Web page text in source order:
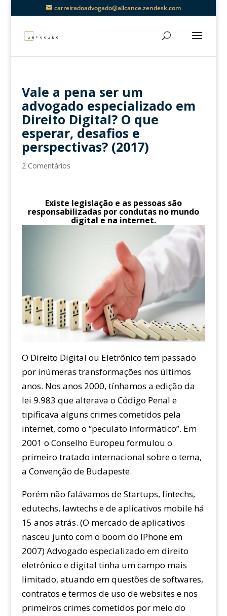
carreiradoadvogado@allcance.zendesk.com
Vale a pena ser um
advogado especializado em
Direito Digital? O que
esperar, desafios e
perspectivas? (2017)
2 Comentários
Existe legislação e as pessoas são
responsabilizadas por condutas no mundo
digital e na internet.
O Direito Digital ou Eletrônico tem passado
por inúmeras transformações nos últimos
anos. Nos anos 2000, tínhamos a edição da
lei 9.983 que alterava o Código Penal e
tipificava alguns crimes cometidos pela
internet, como o “peculato informático”. Em
2001 o Conselho Europeu formulou o
primeiro tratado internacional sobre o tema,
a Convenção de Budapeste.
Porém não falávamos de Startups, fintechs,
edutechs, lawtechs e de aplicativos mobile há
15 anos atrás. (O mercado de aplicativos
nasceu junto com o boom do IPhone em
2007) Advogado especializado em direito
eletrônico e digital tinha um campo mais
limitado, atuando em questões de softwares,
contratos e termos de uso de websites e nos
primeiros crimes cometidos por meio do